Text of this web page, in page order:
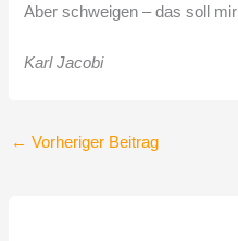
Aber schweigen – das soll
Karl Jacobi
← Vorheriger Beitrag